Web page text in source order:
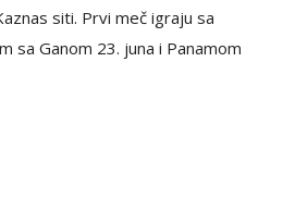
siti. Prvi meč igraju sa
sa Ganom 23. juna i Panamom